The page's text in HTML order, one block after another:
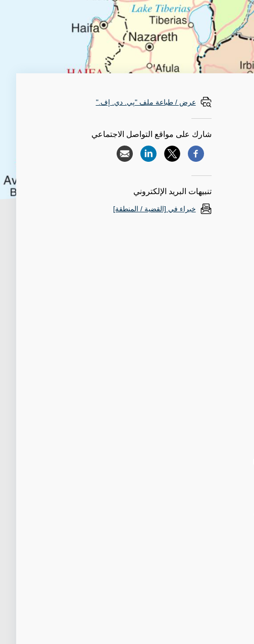
عرض / طباعة ملف "پي. دي. إف."
شارك على مواقع التواصل الاجتماعي
تنبيهات البريد الإلكتروني
خبراء في [القضية / المنطقة]